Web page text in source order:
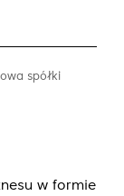
spółki
w formie